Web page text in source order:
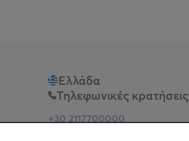
Ελλάδα
Τηλεφωνικές κρατήσεις
+30 2117700000